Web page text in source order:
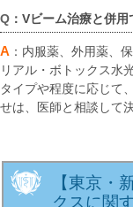
Q ：Vビーム治療と併
A ：内服薬、外用薬、
リアル・ボトックス水
タイプや程度に応じて
せは、医師と相談して
【東京・
クスに関